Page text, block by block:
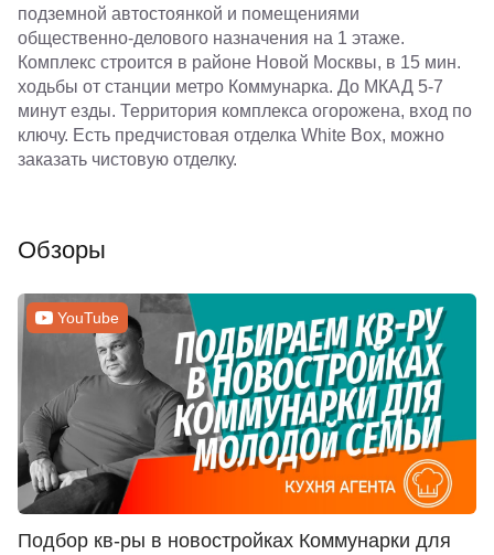
подземной автостоянкой и помещениями
общественно-делового назначения на 1 этаже.
Комплекс строится в районе Новой Москвы, в 15 мин.
ходьбы от станции метро Коммунарка. До МКАД 5-7
минут езды. Территория комплекса огорожена, вход по
ключу. Есть предчистовая отделка White Box, можно
заказать чистовую отделку.
Обзоры
YouTube
Подбор кв-ры в новостройках Коммунарки для